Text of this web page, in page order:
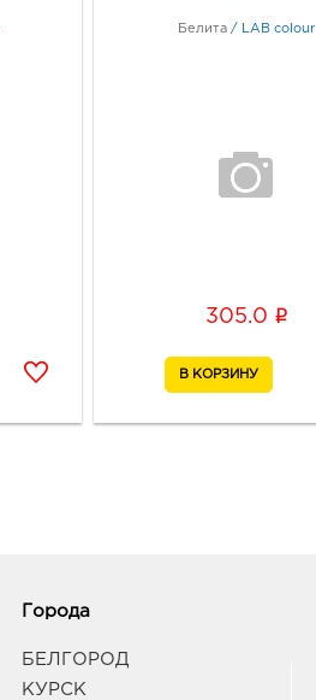
Белита / LAB colour
305.0 i
Города
БЕЛГОРОД
КУРСК